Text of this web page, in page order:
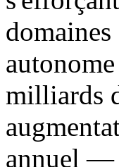
milliards
annuel —